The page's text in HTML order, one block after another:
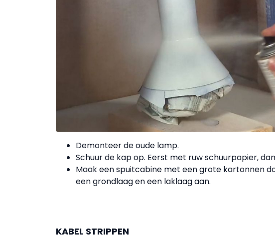
Demonteer de oude lamp.
Schuur de kap op. Eerst met ruw schuurpapier,
Maak een spuitcabine met een grote kartonnen
een grondlaag en een laklaag aan.
KABEL STRIPPEN